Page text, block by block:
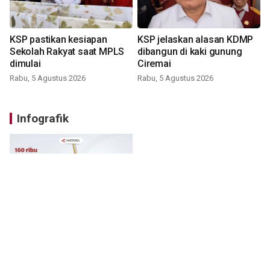
KSP pastikan kesiapan
Sekolah Rakyat saat MPLS
dimulai
Rabu, 5 Agustus 2026
KSP jelaskan alasan KDMP
dibangun di kaki gunung
Ciremai
Rabu, 5 Agustus 2026
Infografik